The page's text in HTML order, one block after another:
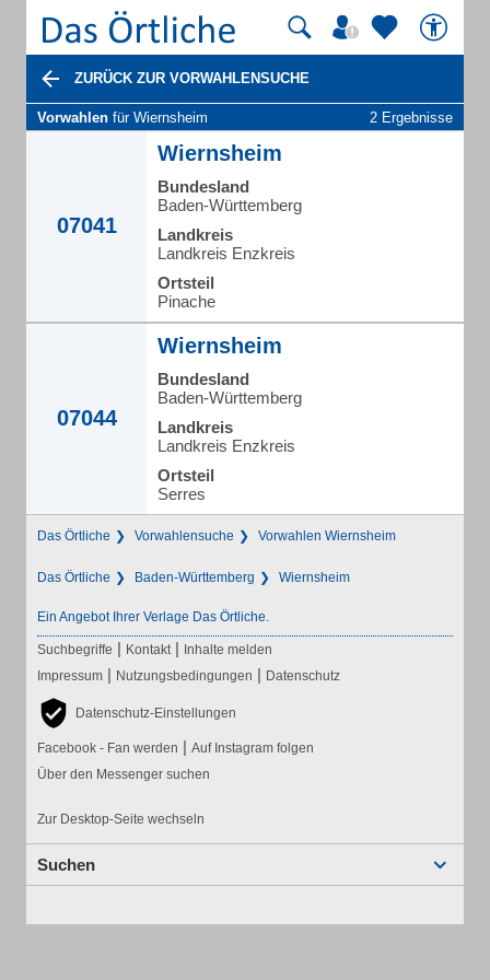
ZURÜCK ZUR VORWAHLENSUCHE
Vorwahlen für Wiernsheim 2 Ergebnisse
07041
Wiernsheim
Bundesland
Baden-Württemberg
Landkreis
Landkreis Enzkreis
Ortsteil
Pinache
07044
Wiernsheim
Bundesland
Baden-Württemberg
Landkreis
Landkreis Enzkreis
Ortsteil
Serres
Das Örtliche Vorwahlensuche Vorwahlen Wiernsheim
Das Örtliche Baden-Württemberg Wiernsheim
Ein Angebot Ihrer Verlage Das Örtliche.
Suchbegriffe | Kontakt | Inhalte melden
Impressum | Nutzungsbedingungen | Datenschutz
Datenschutz-Einstellungen
Facebook - Fan werden | Auf Instagram folgen
Über den Messenger suchen
Zur Desktop-Seite wechseln
Suchen